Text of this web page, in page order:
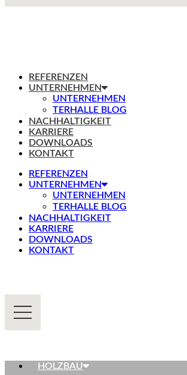
REFERENZEN
UNTERNEHMEN
UNTERNEHMEN
TERHALLE BLOG
NACHHALTIGKEIT
KARRIERE
DOWNLOADS
KONTAKT
REFERENZEN
UNTERNEHMEN
UNTERNEHMEN
TERHALLE BLOG
NACHHALTIGKEIT
KARRIERE
DOWNLOADS
KONTAKT
HOLZBAU